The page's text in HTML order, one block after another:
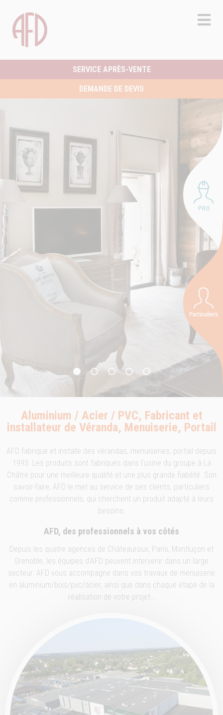
SERVICE APRÈS-VENTE
DEMANDE DE DEVIS
Aluminium / Acier / PVC, Fabricant et
installateur de Véranda, Menuiserie, Portail
AFD fabrique et installe des vérandas, menuiseries, portail depuis
1993. Les produits sont fabriqués dans l'usine du groupe à La
Châtre pour une meilleure qualité et une plus grande fiabilité. Son
savoir-faire, AFD le met au service de ses clients, particuliers
comme professionnels, qui cherchent un produit adapté à leurs
besoins.
AFD, des professionnels à vos côtés
Depuis les quatre agences de Châteauroux, Paris, Montluçon et
Grenoble, les équipes d’AFD peuvent intervenir dans un large
secteur. AFD vous accompagne dans vos travaux de menuiserie
en aluminium/bois/pvc/acier, ainsi que dans chaque étape de la
réalisation de votre projet…